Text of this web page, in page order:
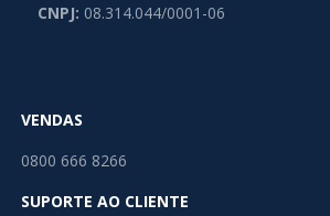
CNPJ: 08.314.044/0001-06
VENDAS
0800 666 8266
SUPORTE AO CLIENTE